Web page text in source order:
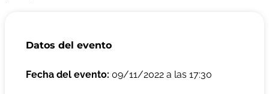
Datos del evento
Fecha del evento: 09/11/2022 a las 17:30